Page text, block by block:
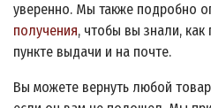
уверенно. Мы также подробно
получения, чтобы вы знали, как
пункте выдачи и на почте.
Вы можете вернуть любой